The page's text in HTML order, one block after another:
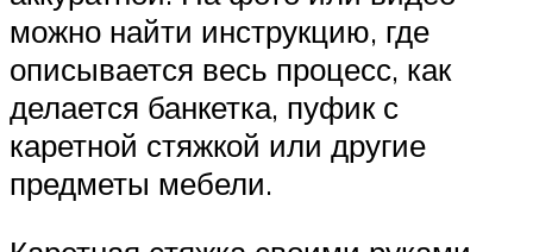
можно найти инструкцию, где
описывается весь процесс, как
делается банкетка, пуфик с
каретной стяжкой или другие
предметы мебели.